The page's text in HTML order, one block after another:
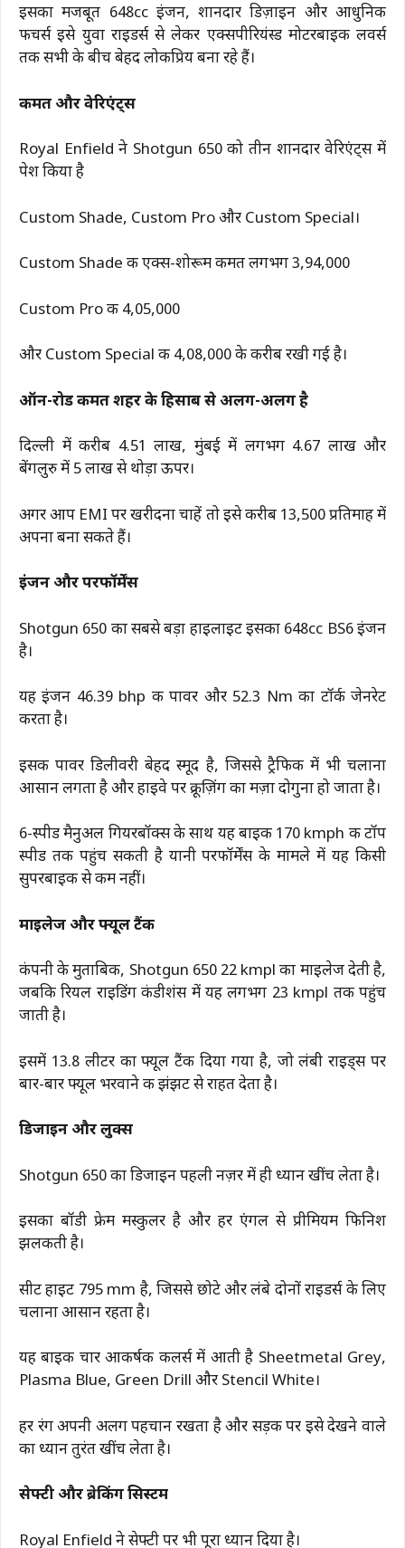
इसका मजबूत 648cc इंजन, शानदार डिज़ाइन और आधुनिक
फीचर्स इसे युवा राइडर्स से लेकर एक्सपीरियंस्ड मोटरबाइक लवर्स
तक सभी के बीच बेहद लोकप्रिय बना रहे हैं।
कीमत और वेरिएंट्स
Royal Enfield ने Shotgun 650 को तीन शानदार वेरिएंट्स में
पेश किया है
Custom Shade, Custom Pro और Custom Special।
Custom Shade की एक्स-शोरूम कीमत लगभग ₹3,94,000
Custom Pro की ₹4,05,000
और Custom Special की ₹4,08,000 के करीब रखी गई है।
ऑन-रोड कीमत शहर के हिसाब से अलग-अलग है
दिल्ली में करीब ₹4.51 लाख, मुंबई में लगभग ₹4.67 लाख और
बेंगलुरु में ₹5 लाख से थोड़ा ऊपर।
अगर आप EMI पर खरीदना चाहें तो इसे करीब ₹13,500 प्रतिमाह में
अपना बना सकते हैं।
इंजन और परफॉर्मेंस
Shotgun 650 का सबसे बड़ा हाइलाइट इसका 648cc BS6 इंजन
है।
यह इंजन 46.39 bhp की पावर और 52.3 Nm का टॉर्क जेनरेट
करता है।
इसकी पावर डिलीवरी बेहद स्मूद है, जिससे ट्रैफिक में भी चलाना
आसान लगता है और हाइवे पर क्रूज़िंग का मज़ा दोगुना हो जाता है।
6-स्पीड मैनुअल गियरबॉक्स के साथ यह बाइक 170 kmph की टॉप
स्पीड तक पहुंच सकती है यानी परफॉर्मेंस के मामले में यह किसी
सुपरबाइक से कम नहीं।
माइलेज और फ्यूल टैंक
कंपनी के मुताबिक, Shotgun 650 22 kmpl का माइलेज देती है,
जबकि रियल राइडिंग कंडीशंस में यह लगभग 23 kmpl तक पहुंच
जाती है।
इसमें 13.8 लीटर का फ्यूल टैंक दिया गया है, जो लंबी राइड्स पर
बार-बार फ्यूल भरवाने की झंझट से राहत देता है।
डिजाइन और लुक्स
Shotgun 650 का डिजाइन पहली नज़र में ही ध्यान खींच लेता है।
इसका बॉडी फ्रेम मस्कुलर है और हर एंगल से प्रीमियम फिनिश
झलकती है।
सीट हाइट 795 mm है, जिससे छोटे और लंबे दोनों राइडर्स के लिए
चलाना आसान रहता है।
यह बाइक चार आकर्षक कलर्स में आती है Sheetmetal Grey,
Plasma Blue, Green Drill और Stencil White।
हर रंग अपनी अलग पहचान रखता है और सड़क पर इसे देखने वाले
का ध्यान तुरंत खींच लेता है।
सेफ्टी और ब्रेकिंग सिस्टम
Royal Enfield ने सेफ्टी पर भी पूरा ध्यान दिया है।